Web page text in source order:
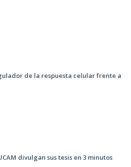
de la respuesta celular frente a
divulgan sus tesis en 3 minutos